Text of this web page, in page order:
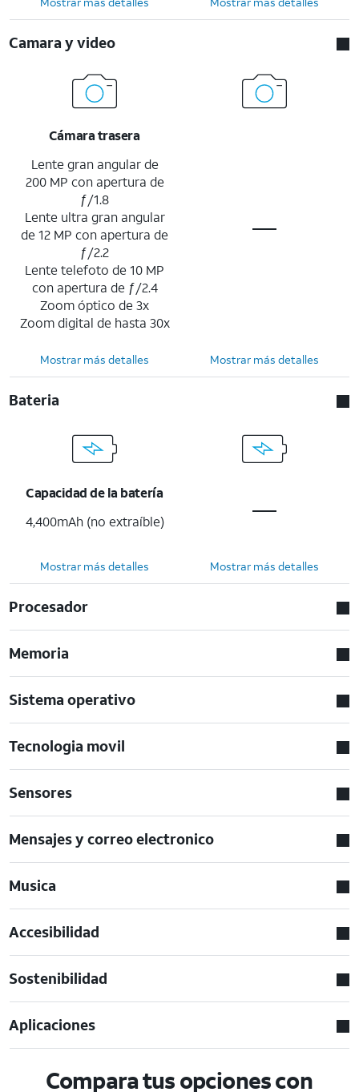
Camara y video
Cámara trasera
Lente gran angular de
200 MP con apertura de
ƒ/1.8
Lente ultra gran angular
de 12 MP con apertura de
ƒ/2.2
Lente telefoto de 10 MP
con apertura de ƒ/2.4
Zoom óptico de 3x
Zoom digital de hasta 30x
Mostrar más detalles Mostrar más detalles
Bateria
Capacidad de la batería
4,400mAh (no extraíble)
Mostrar más detalles Mostrar más detalles
Procesador
Memoria
Sistema operativo
Tecnologia movil
Sensores
Mensajes y correo electronico
Musica
Accesibilidad
Sostenibilidad
Aplicaciones
Compara tus opciones con